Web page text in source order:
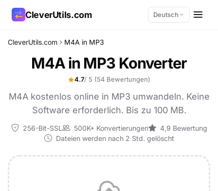
CleverUtils.com Deutsch
CleverUtils.com M4A in MP3
M4A in MP3 Konverter
4.7/ 5 (54 Bewertungen)
M4A kostenlos online in MP3 umwandeln. Keine
Software erforderlich. Bis zu 100 MB.
256-Bit-SSL 500K+ Konvertierungen
4,9 Bewertung
Dateien werden nach 2 Std. gelöscht
Link kopieren